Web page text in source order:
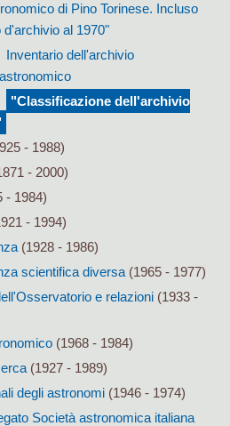
di Pino Torinese. Incluso
d'archivio al 1970"
Inventario dell'archivio
"Classificazione dell'archivio
- 1988)
- 2000)
- 1984)
- 1994)
(1928 - 1986)
scientifica diversa(1965 - 1977)
e relazioni(1933 -
(1968 - 1984)
(1927 - 1989)
degli astronomi(1946 - 1974)
Società astronomica italiana